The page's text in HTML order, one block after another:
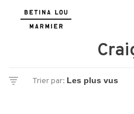
Trier par: